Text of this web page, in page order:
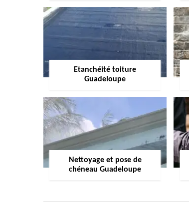
Etanchéité toiture
Guadeloupe
Nettoyage et pose de
chéneau Guadeloupe